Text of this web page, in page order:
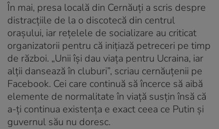
În mai, presa locală din Cernăuți a scris despre
distracțiile de la o discotecă din centrul
orașului, iar rețelele de socializare au criticat
organizatorii pentru că inițiază petreceri pe timp
de război. „Unii își dau viața pentru Ucraina, iar
alții dansează în cluburi”, scriau cernăuțenii pe
Facebook. Cei care continuă să încerce să aibă
elemente de normalitate în viață susțin însă că
a-ți continua existența e exact ceea ce Putin și
guvernul său nu doresc.